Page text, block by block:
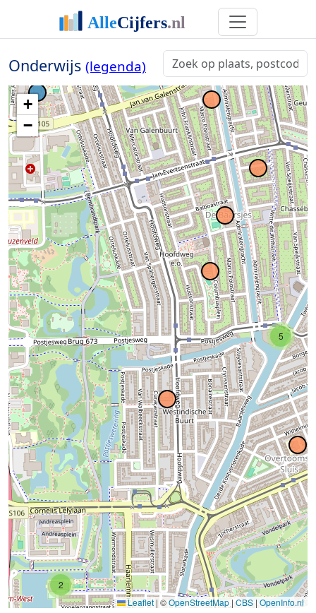
Onderwijs (legenda)
5
2
+
−
Leaflet | ©OpenStreetMap | CBS | OpenInfo.nl